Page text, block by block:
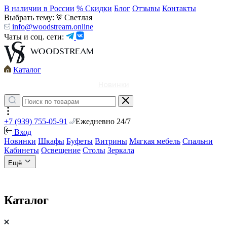
В наличии в России % Скидки Блог Отзывы Контакты
Выбрать тему:
Светлая
info@woodstream.online
Чаты и соц. сети:
Каталог
+7 (939) 755-05-91
Ежедневно 24/7
Вход
Новинки Шкафы Буфеты Витрины Мягкая мебель Спальни
Кабинеты Освещение Столы Зеркала
Ещё
Каталог